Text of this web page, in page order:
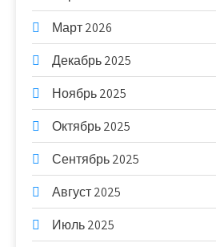
Март 2026
Декабрь 2025
Ноябрь 2025
Октябрь 2025
Сентябрь 2025
Август 2025
Июль 2025